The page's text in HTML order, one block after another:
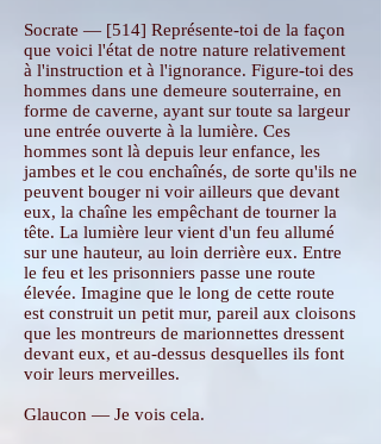
Socrate — [514] Représente-toi de la façon
que voici l'état de notre nature relativement
à l'instruction et à l'ignorance. Figure-toi des
hommes dans une demeure souterraine, en
forme de caverne, ayant sur toute sa largeur
une entrée ouverte à la lumière. Ces
hommes sont là depuis leur enfance, les
jambes et le cou enchaînés, de sorte qu'ils ne
peuvent bouger ni voir ailleurs que devant
eux, la chaîne les empêchant de tourner la
tête. La lumière leur vient d'un feu allumé
sur une hauteur, au loin derrière eux. Entre
le feu et les prisonniers passe une route
élevée. Imagine que le long de cette route
est construit un petit mur, pareil aux cloisons
que les montreurs de marionnettes dressent
devant eux, et au-dessus desquelles ils font
voir leurs merveilles.
Glaucon — Je vois cela.